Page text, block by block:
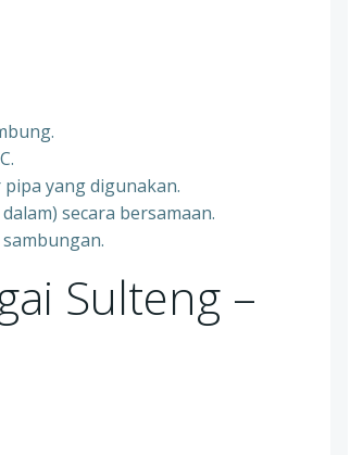
yang digunakan.
secara bersamaan.
Sulteng –